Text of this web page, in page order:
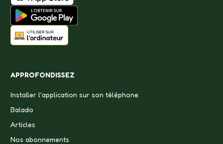
APPROFONDISSEZ
Installer l'application sur son téléphone
Balado
Articles
Nos abonnements